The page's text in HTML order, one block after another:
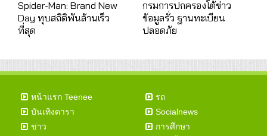
Spider-Man: Brand New
Day ทุบสถิติพันล้านเร็ว
ที่สุด
กรมการปกครองโต้ข่าว
ข้อมูลรั่ว ฐานทะเบียน
ปลอดภัย
หน้าแรก Teenee
บันเทิงดารา
ข่าว
รถ
Socialnews
การศึกษา